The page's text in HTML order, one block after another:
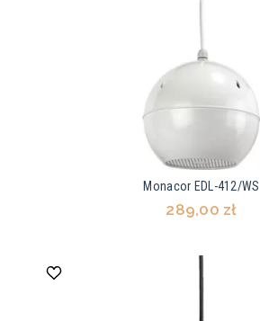
Monacor EDL-412/WS
289,00 zł